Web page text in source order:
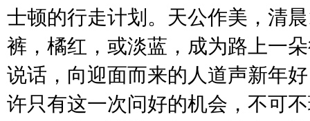
士顿的行走计划。天公作美，清
裤，橘红，或淡蓝，成为路上一
说话，向迎面而来的人道声新年
许只有这一次问好的机会，不可